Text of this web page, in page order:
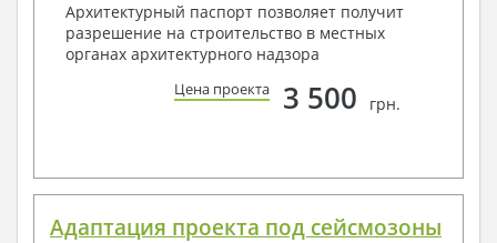
Архитектурный паспорт позволяет получит
разрешение на строительство в местных
органах архитектурного надзора
Цена проекта 3 500 грн.
Адаптация проекта под сейсмозоны